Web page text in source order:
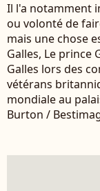
Il l'a notamment
ou volonté de
mais une chose
Galles, Le prince
Galles lors des
vétérans
mondiale au
Burton /